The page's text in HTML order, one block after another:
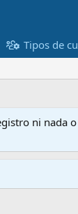
Tipos de
ni nada